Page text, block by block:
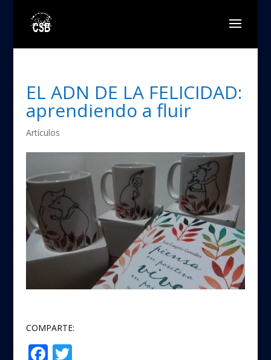
EL ADN DE LA FELICIDAD:
aprendiendo a fluir
Artículos
COMPARTE:
F T